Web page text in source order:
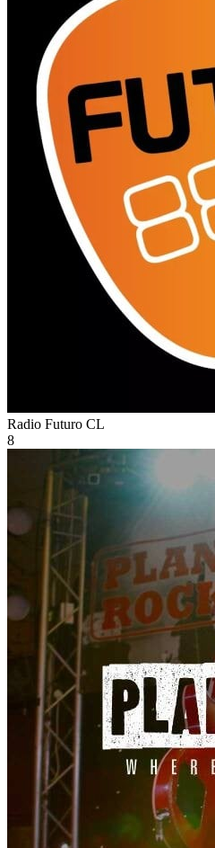
Radio Futuro CL
8